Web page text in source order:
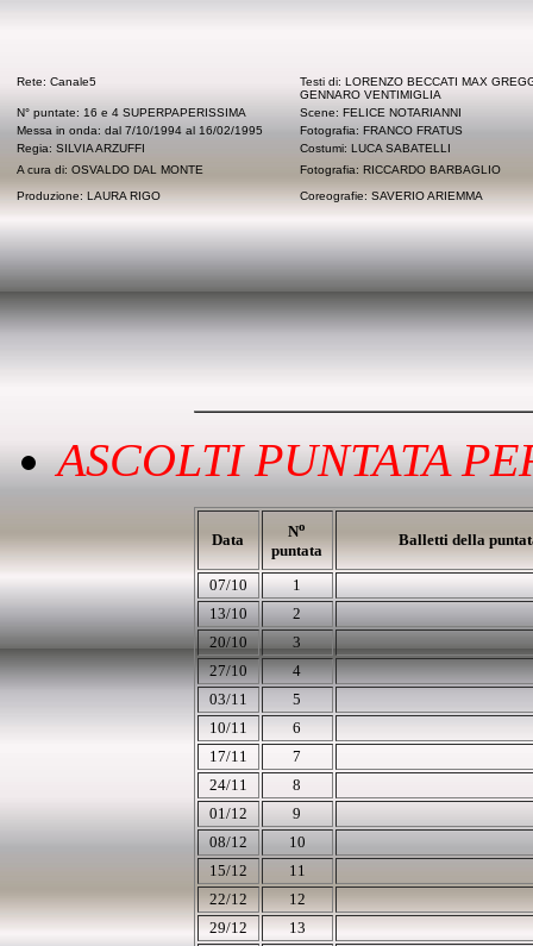
Rete: Canale5
Testi di: LORENZO BECCATI MAX
GENNARO VENTIMIGLIA
N° puntate: 16 e 4 SUPERPAPERISSIMA
Scene: FELICE NOTARIANNI
Messa in onda: dal 7/10/1994 al 16/02/1995
Fotografia: FRANCO FRATUS
Regia: SILVIA ARZUFFI
Costumi: LUCA SABATELLI
A cura di: OSVALDO DAL MONTE
Fotografia: RICCARDO BARBAGLIO
Produzione: LAURA RIGO
Coreografie: SAVERIO ARIEMMA
ASCOLTI PUNTATA
Data No
puntata
Balletti della
07/10
1
13/10
2
20/10
3
27/10
4
03/11
5
10/11
6
17/11
7
24/11
8
01/12
9
08/12
10
15/12
11
22/12
12
29/12
13